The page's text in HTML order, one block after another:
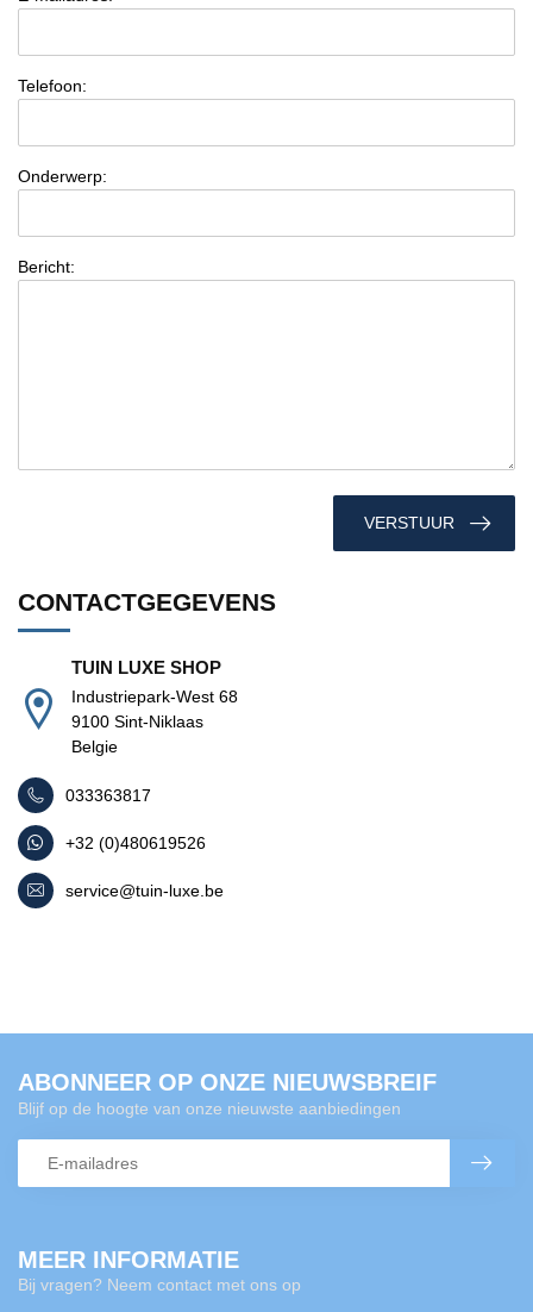
Telefoon:
Onderwerp:
Bericht:
VERSTUUR
CONTACTGEGEVENS
033363817
+32 (0)480619526
service@tuin-luxe.be
TUIN LUXE SHOP
Industriepark-West 68
9100 Sint-Niklaas
Belgie
MEER INFORMATIE
Bij vragen? Neem contact met ons op
ABONNEER OP ONZE NIEUWSBREIF
Blijf op de hoogte van onze nieuwste aanbiedingen